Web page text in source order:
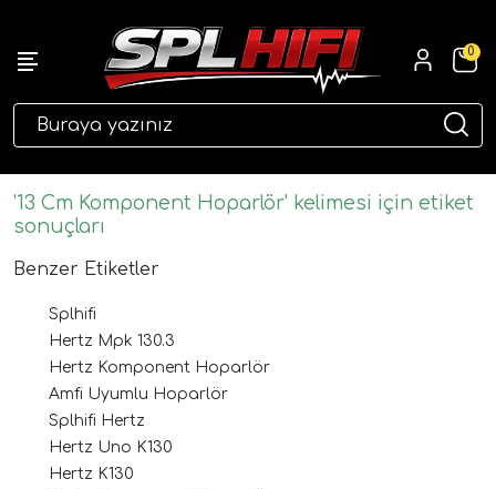
0
'13 Cm Komponent Hoparlör' kelimesi için etiket
sonuçları
Benzer Etiketler
Splhifi
Hertz Mpk 130.3
Hertz Komponent Hoparlör
Amfi Uyumlu Hoparlör
Splhifi Hertz
Hertz Uno K130
Hertz K130